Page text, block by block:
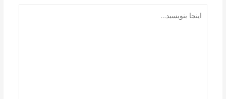
بنویسید…